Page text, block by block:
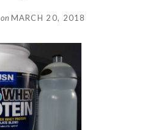
onMARCH 20, 2018